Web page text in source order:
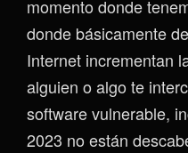
momento donde
donde básicamente
Internet incrementan
alguien o algo te
software vulnerable,
2023 no están